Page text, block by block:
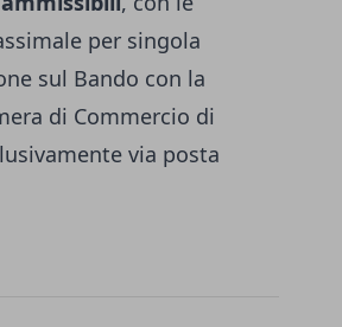
per singola
sul Bando con la
di Commercio di
via posta